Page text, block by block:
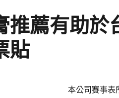
推薦有助於
貼
本公司賽事表